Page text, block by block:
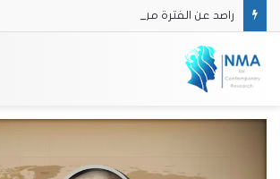
راصد عن الفترة من 16/2 حتى 31/3 2025